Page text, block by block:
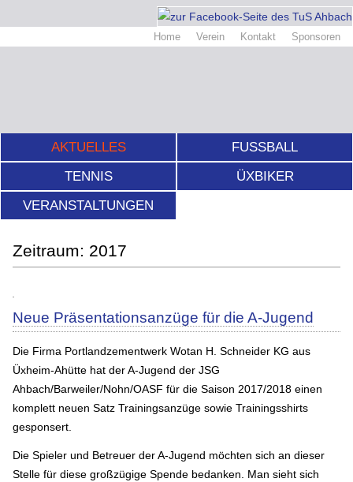
Home Verein Kontakt Sponsoren
AKTUELLES
FUSSBALL
TENNIS
ÜXBIKER
VERANSTALTUNGEN
2017
Neue Präsentationsanzüge für die A-Jugend
Die Firma Portlandzementwerk Wotan H. Schneider KG aus
Üxheim-Ahütte hat der A-Jugend der JSG
Ahbach/Barweiler/Nohn/OASF für die Saison 2017/2018 einen
komplett neuen Satz Trainingsanzüge sowie Trainingsshirts
gesponsert.
Die Spieler und Betreuer der A-Jugend möchten sich an dieser
Stelle für diese großzügige Spende bedanken. Man sieht sich